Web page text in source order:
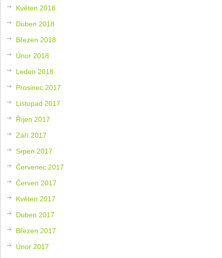
Květen 2018
Duben 2018
Březen 2018
Únor 2018
Leden 2018
Prosinec 2017
Listopad 2017
Říjen 2017
Září 2017
Srpen 2017
Červenec 2017
Červen 2017
Květen 2017
Duben 2017
Březen 2017
Únor 2017